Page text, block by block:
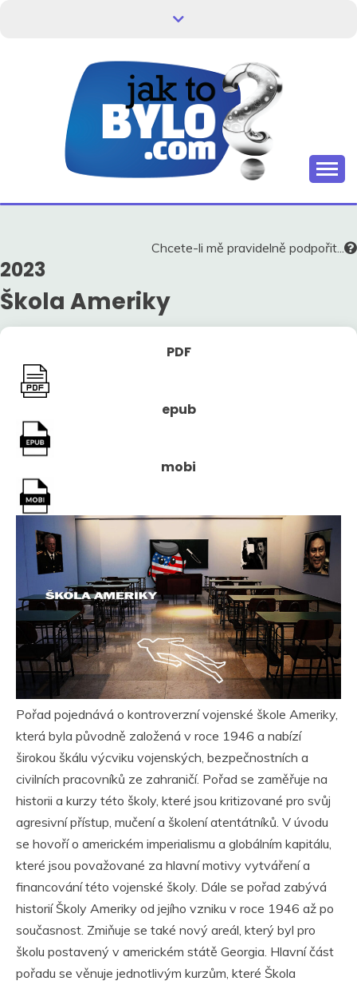
HISTORIE V
SOUVISLOSTECH
Chcete-li mě pravidelně podpořit...
2023
Škola Ameriky
PDF
epub
mobi
Pořad pojednává o kontroverzní vojenské škole Ameriky,
která byla původně založená v roce 1946 a nabízí
širokou škálu výcviku vojenských, bezpečnostních a
civilních pracovníků ze zahraničí. Pořad se zaměřuje na
historii a kurzy této školy, které jsou kritizované pro svůj
agresivní přístup, mučení a školení atentátníků. V úvodu
se hovoří o americkém imperialismu a globálním kapitálu,
které jsou považované za hlavní motivy vytváření a
financování této vojenské školy. Dále se pořad zabývá
historií Školy Ameriky od jejího vzniku v roce 1946 až po
současnost. Zmiňuje se také nový areál, který byl pro
školu postavený v americkém státě Georgia. Hlavní část
pořadu se věnuje jednotlivým kurzům, které Škola